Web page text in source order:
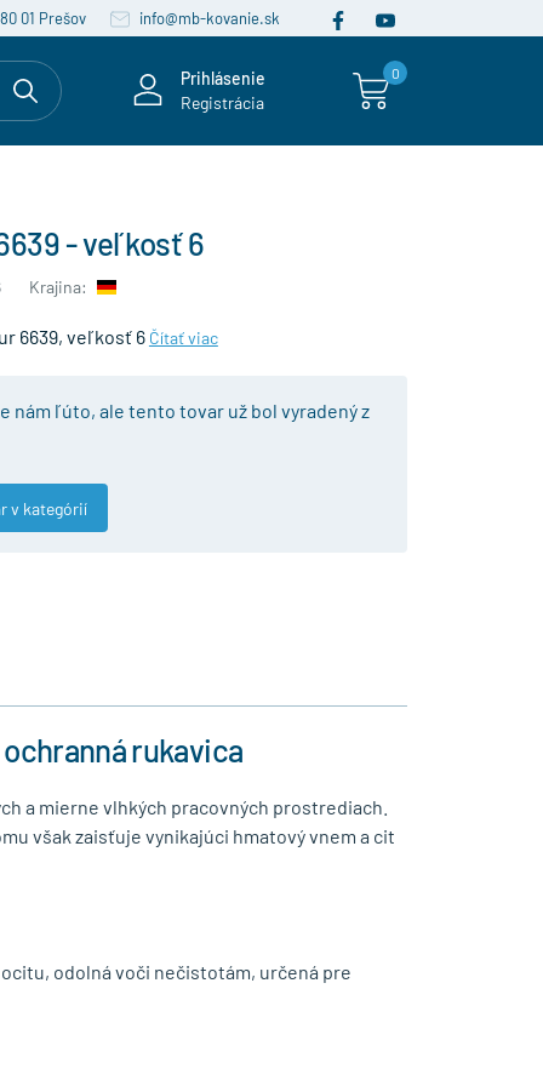
01 Prešov info@mb-kovanie.sk
Prihlásenie
Registrácia
0
- veľkosť 6
Krajina:
6639, veľkosť 6 Čítať viac
nám ľúto, ale tento tovar už bol vyradený z
v kategórií
rukavica
a mierne vlhkých pracovných prostrediach.
však zaisťuje vynikajúci hmatový vnem a cit
odolná voči nečistotám, určená pre